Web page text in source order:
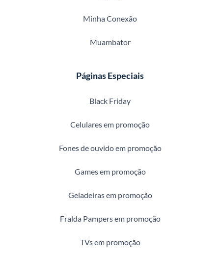
Minha Conexão
Muambator
Páginas Especiais
Black Friday
Celulares em promoção
Fones de ouvido em promoção
Games em promoção
Geladeiras em promoção
Fralda Pampers em promoção
TVs em promoção